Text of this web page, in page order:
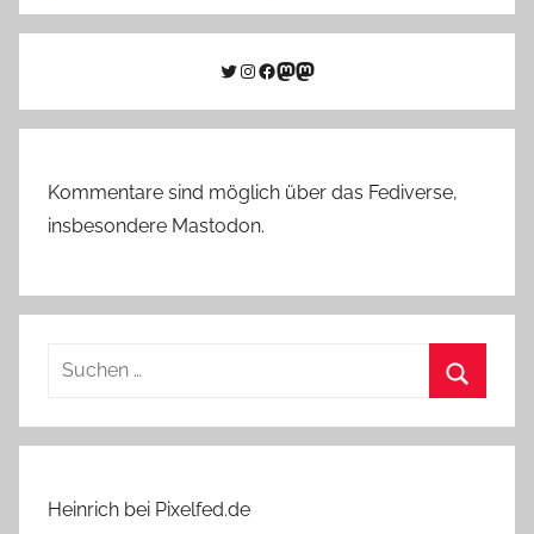
Twitter
Instagram
Facebook
Link zu Mastodon
Mastodon
Kommentare sind möglich über das Fediverse,
insbesondere Mastodon.
Suchen
Heinrich bei Pixelfed.de